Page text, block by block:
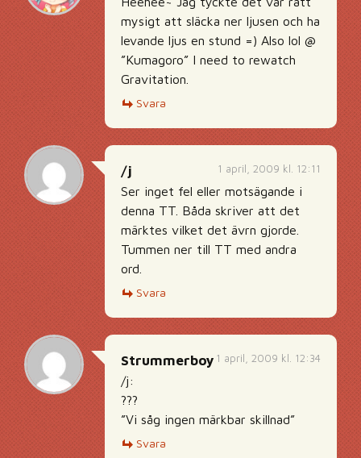
mysigt att släcka ner ljusen och ha
levande ljus en stund =) Also lol @
”Kumagoro” I need to rewatch
Gravitation.
Svara
1 april, 2009 kl. 12:11
/j
Ser inget fel eller motsägande i
denna TT. Båda skriver att det
märktes vilket det ävrn gjorde.
Tummen ner till TT med andra
ord.
Svara
1 april, 2009 kl. 12:34
Strummerboy
/j:
???
”Vi såg ingen märkbar skillnad”
Svara